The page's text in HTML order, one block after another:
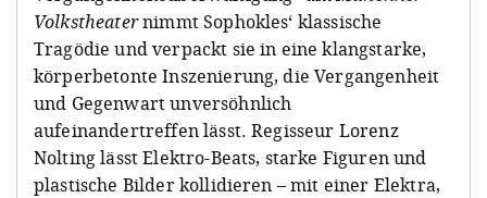
Volkstheaternimmt Sophokles‘ klassische
Tragödie und verpackt sie in eine klangstarke,
körperbetonte Inszenierung, die Vergangenheit
und Gegenwart unversöhnlich
aufeinandertreffen lässt. Regisseur Lorenz
Nolting lässt Elektro-Beats, starke Figuren und
plastische Bilder kollidieren – mit einer Elektra,